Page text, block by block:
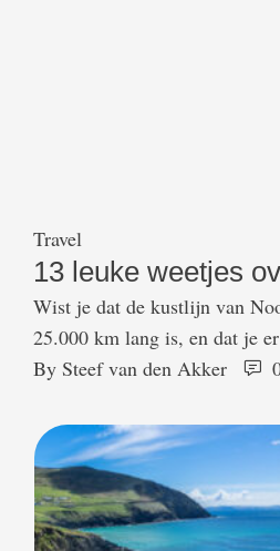
Travel
13 leuke weetjes
Wist je dat de kustlijn van
25.000 km lang is, en dat je
24 uur per dag kunt zien op
weetjes: van gratis
uitvinding van de kaasschaaf
timmerman. Ontdek in …
By Steef van den Akker